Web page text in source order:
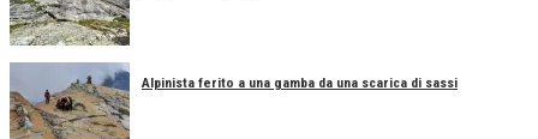
Alpinista ferito a una gamba da una scarica di sassi